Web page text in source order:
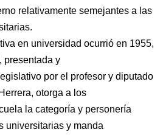
relativamente semejantes a las
en universidad ocurrió en 1955,
presentada y
por el profesor y diputado
otorga a los
la categoría y personería
universitarias y manda